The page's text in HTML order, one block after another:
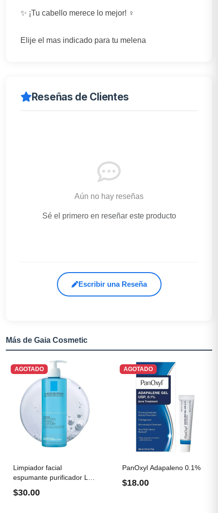
✨ ¡Tu cabello merece lo mejor! ‍♀️
Elije el mas indicado para tu melena
Reseñas de Clientes
Aún no hay reseñas
Sé el primero en reseñar este producto
Escribir una Reseña
Más de Gaia Cosmetic
AGOTADO
Limpiador facial
espumante purificador La
$30.00
AGOTADO
PanOxyl Adapaleno 0.1%
$18.00